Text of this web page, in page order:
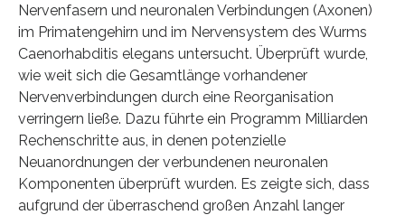
Nervenfasern und neuronalen Verbindungen (Axonen)
im Primatengehirn und im Nervensystem des Wurms
Caenorhabditis elegans untersucht. Überprüft wurde,
wie weit sich die Gesamtlänge vorhandener
Nervenverbindungen durch eine Reorganisation
verringern ließe. Dazu führte ein Programm Milliarden
Rechenschritte aus, in denen potenzielle
Neuanordnungen der verbundenen neuronalen
Komponenten überprüft wurden. Es zeigte sich, dass
aufgrund der überraschend großen Anzahl langer